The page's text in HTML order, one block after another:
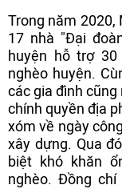
Trong năm 2020,
17 nhà "Đại
huyện hỗ trợ
nghèo huyện.
các gia đình
chính quyền địa
xóm về ngày
xây dựng. Qua
biệt khó khăn
nghèo. Đồng chí